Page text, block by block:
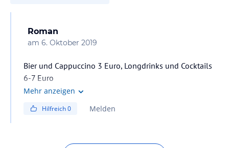
Roman
am 6. Oktober 2019
Bier und Cappuccino 3 Euro, Longdrinks und Cocktails
6-7 Euro
Mehr anzeigen
Hilfreich0 Melden